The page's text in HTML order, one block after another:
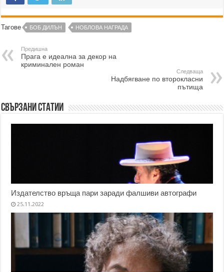
Тагове БОБ ДИЛЪН НОБЛОВА НАГРАДА
Предишна
Прага е идеална за декор на
криминален роман
Следваща
Надбягване по второкласни
пътища
Свързани статии
Издателство връща пари заради фалшиви автографи
25.11.2022